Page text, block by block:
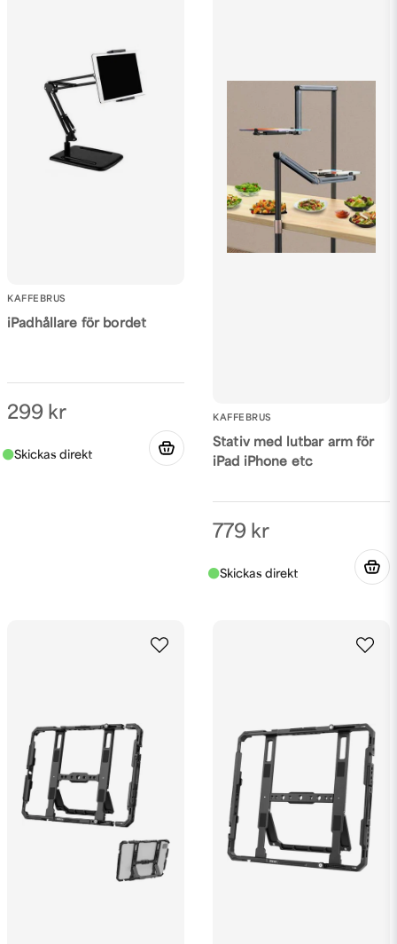
KAFFEBRUS
iPadhållare för bordet
299 kr KAFFEBRUS
Stativ med lutbar arm för
iPad iPhone etc
779 kr